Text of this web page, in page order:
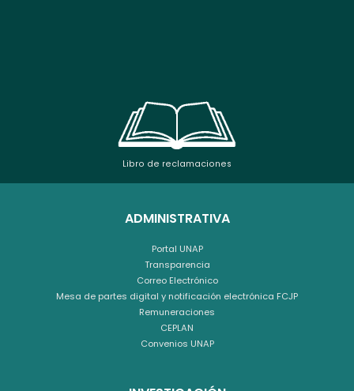
Libro de reclamaciones
ADMINISTRATIVA
Portal UNAP
Transparencia
Correo Electrónico
Mesa de partes digital y notificación electrónica FCJP
Remuneraciones
CEPLAN
Convenios UNAP